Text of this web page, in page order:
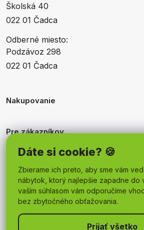
Dáte si cookie? 🍪
Zbierame ich preto, aby sme vám
nábytok, ktorý najlepšie zapadne do
vaším súhlasom vám odporučíme
bez zbytočného obťažovania.
Školská 40
022 01 Čadca
Odberné miesto:
Podzávoz 298
022 01 Čadca
Nakupovanie
Pre zákazníkov